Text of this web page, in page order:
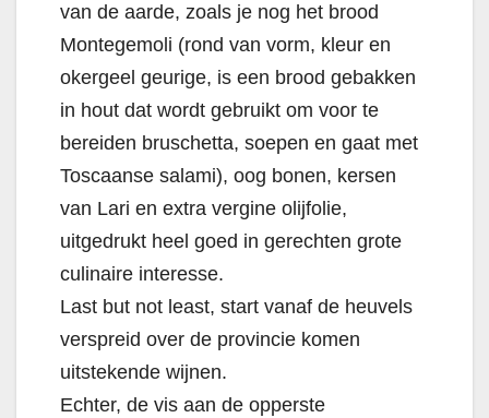
van de aarde, zoals je nog het brood
Montegemoli (rond van vorm, kleur en
okergeel geurige, is een brood gebakken
in hout dat wordt gebruikt om voor te
bereiden bruschetta, soepen en gaat met
Toscaanse salami), oog bonen, kersen
van Lari en extra vergine olijfolie,
uitgedrukt heel goed in gerechten grote
culinaire interesse.
Last but not least, start vanaf de heuvels
verspreid over de provincie komen
uitstekende wijnen.
Echter, de vis aan de opperste